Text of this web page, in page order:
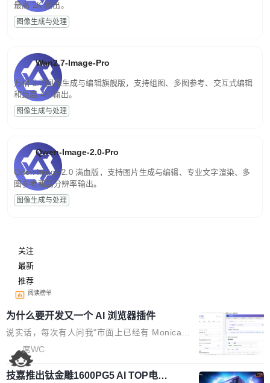
最高 2K 输出。
图像生成与处理
Wan2.7-Image-Pro
万相 2.7 图像生成与编辑旗舰版，支持组图、多图参考、交互式编辑
和最高 4K 输出。
图像生成与处理
Qwen-Image-2.0-Pro
Qwen-Image-2.0 满血版，支持图片生成与编辑、专业文字渲染、多
图参考和高分辨率输出。
图像生成与处理
关注
最新
推荐
阅读榜单
为什么要开发又一个 AI 浏览器插件
说实话，每次有人问我"市面上已经有 Monica、
Sider、Copilot for Chrome 这些 AI 浏览器插件
了，你为什么还要再做一个"，我都觉得这个问题
问得好。 因为我自己也是从用户变成开发者的。
席WC
技嘉推出钛金雕1600PG5 AI TOP电